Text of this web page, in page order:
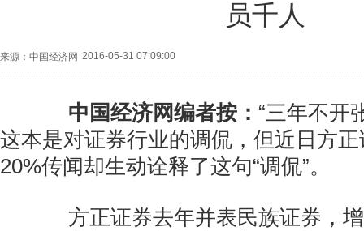
员千人
来源：中国经济网 2016-05-31 07:09:00
中国经济网编者按： “三年不开
这本是对证券行业的调侃，但近日方
20%传闻却生动诠释了这句“调侃”。
方正证券去年并表民族证券，增